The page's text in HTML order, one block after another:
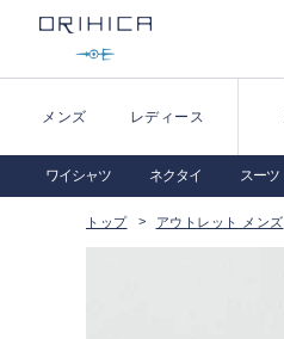
メンズ レディース
ワイシャツ ネクタイ スーツ
トップ アウトレット メンズ